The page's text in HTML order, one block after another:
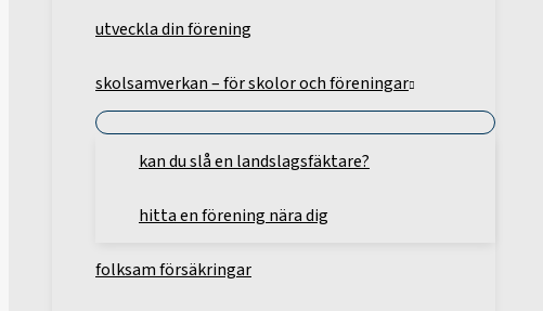
utveckla din förening
skolsamverkan – för skolor och föreningar
kan du slå en landslagsfäktare?
hitta en förening nära dig
folksam försäkringar